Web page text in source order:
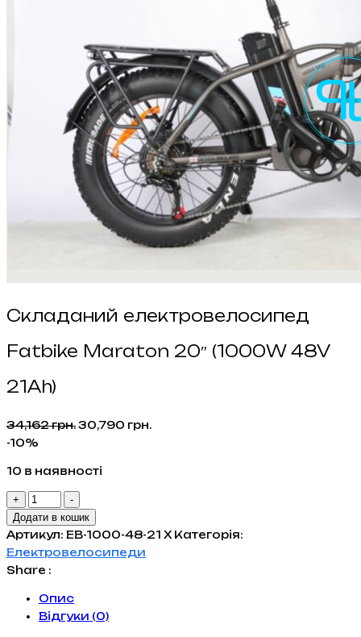
Складаний електровелосипед
Fatbike Maraton 20″ (1000W 48V
21Ah)
34,162грн.Оригінальна
30,790 грн.
-10%
10 в наявності
+
Складаний
електровелосипед
Fatbike
Maraton
20"
48V
21Ah)
-
Додати в кошик
Артикул: ЕВ-1000-48-21 Х Категорія:
Електровелосипеди
Share :
Опис
Відгуки (0)